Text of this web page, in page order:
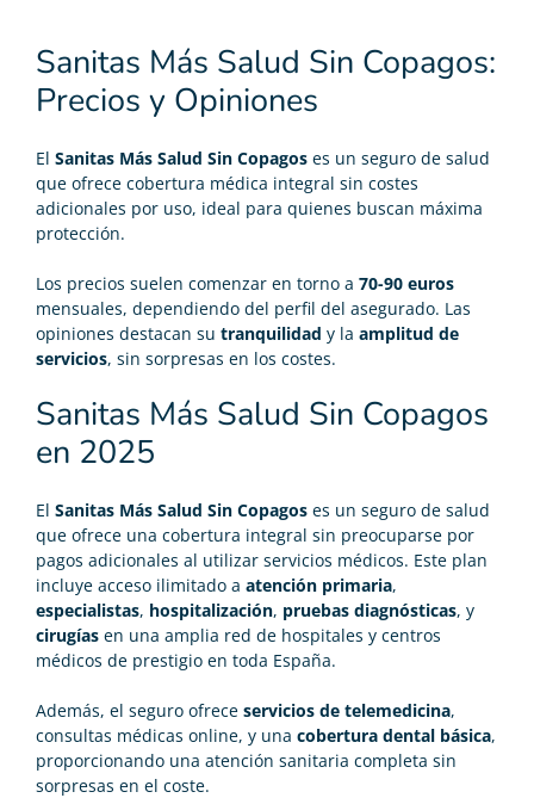
Sanitas Más Salud Sin Copagos:
Precios y Opiniones
El Sanitas Más Salud Sin Copagos es un seguro de salud
que ofrece cobertura médica integral sin costes
adicionales por uso, ideal para quienes buscan máxima
protección.
Los precios suelen comenzar en torno a 70-90 euros
mensuales, dependiendo del perfil del asegurado. Las
opiniones destacan su tranquilidad y la amplitud de
servicios, sin sorpresas en los costes.
Sanitas Más Salud Sin Copagos
en 2025
El Sanitas Más Salud Sin Copagos es un seguro de salud
que ofrece una cobertura integral sin preocuparse por
pagos adicionales al utilizar servicios médicos. Este plan
incluye acceso ilimitado a atención primaria,
especialistas, hospitalización, pruebas diagnósticas, y
cirugías en una amplia red de hospitales y centros
médicos de prestigio en toda España.
Además, el seguro ofrece servicios de telemedicina,
consultas médicas online, y una cobertura dental básica,
proporcionando una atención sanitaria completa sin
sorpresas en el coste.